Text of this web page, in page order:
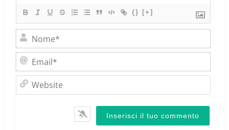
{} [+]